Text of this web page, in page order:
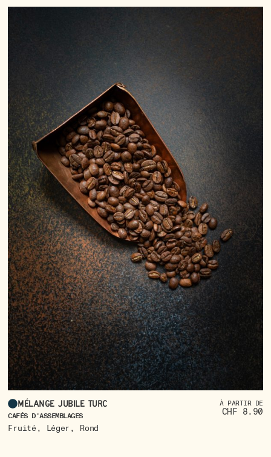
Mélange Jubile Turc
CAFÉS D'ASSEMBLAGES
Fruité , Léger , Rond
À PARTIR DE
CHF 8.90